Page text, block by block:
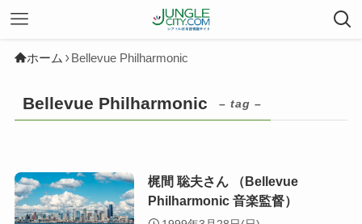
ホーム Bellevue Philharmonic
Bellevue Philharmonic – tag –
梶間 聡夫さん （Bellevue
Philharmonic 音楽監督）